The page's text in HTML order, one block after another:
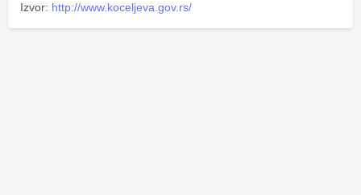
Izvor: http://www.koceljeva.gov.rs/